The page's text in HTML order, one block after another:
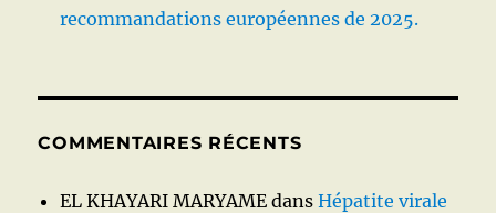
recommandations européennes de 2025.
COMMENTAIRES RÉCENTS
EL KHAYARI MARYAME dansHépatite virale